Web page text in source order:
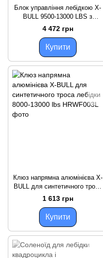
Блок управління лебідкою X-
BULL 9500-13000 LBS з
оновленим бездротовим
пультом ДУ
4 472 грн
Купити
Клюз напрямна алюмінієва X-
BULL для синтетичного троса
лебідки 8000-13000 lbs
1 613 грн
Купити